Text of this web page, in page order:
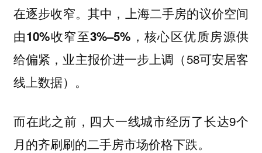
在逐步收窄。其中， 上海二手房的议价空间
由10%收窄至3%–5% ，核心区优质房源供
给偏紧，业主报价进一步上调（58可安居客
线上数据）。
而在此之前，四大一线城市经历了长达9个
月的齐刷刷的二手房市场价格下跌。